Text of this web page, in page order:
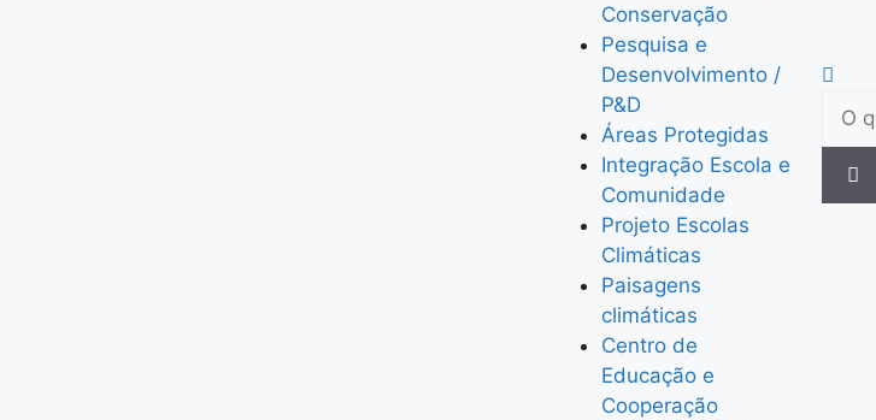
Conservação
Pesquisa e
Desenvolvimento /
P&D
Áreas Protegidas
Integração Escola e
Comunidade
Projeto Escolas
Climáticas
Paisagens
climáticas
Centro de
Educação e
Cooperação